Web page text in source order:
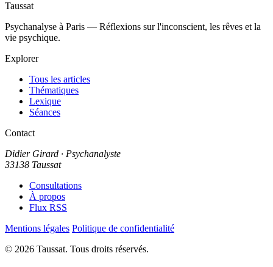
Taussat
Psychanalyse à Paris — Réflexions sur l'inconscient, les rêves et la
vie psychique.
Explorer
Tous les articles
Thématiques
Lexique
Séances
Contact
Didier Girard · Psychanalyste
33138 Taussat
Consultations
À propos
Flux RSS
Mentions légales Politique de confidentialité
© 2026 Taussat. Tous droits réservés.